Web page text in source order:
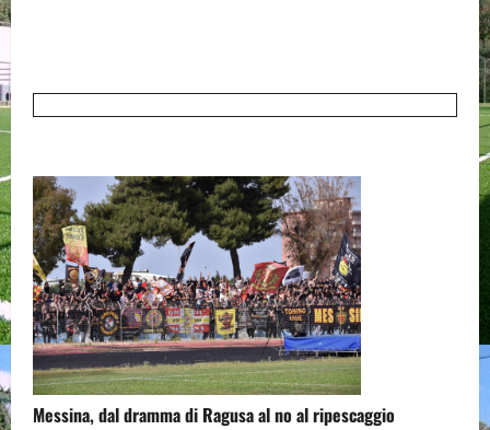
Messina, dal dramma di Ragusa al no al ripescaggio